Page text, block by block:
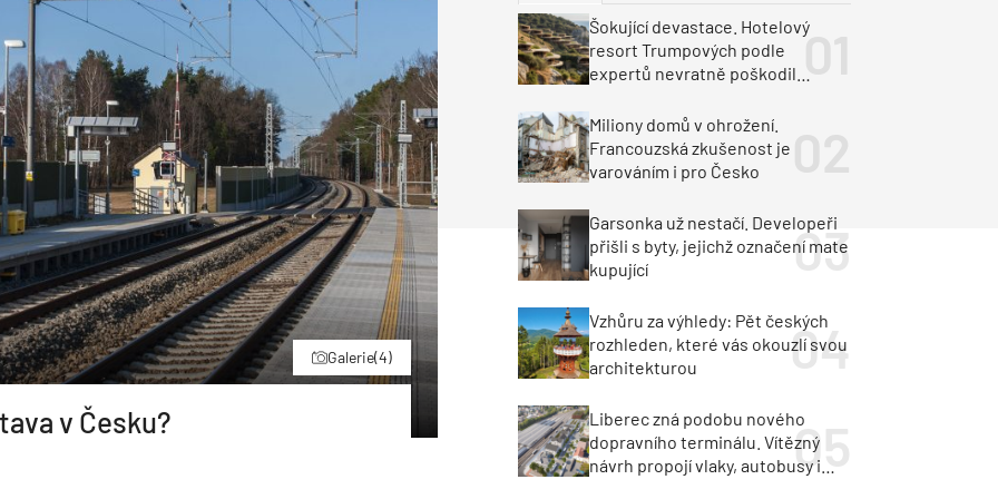
Historické stavby Průmyslové objekty
Poruchy střechy
Rekonstrukce střechy
Větrání a odvětrávání
Komíny
Fasáda
Omítky
Inženýrské stavby
Doprava
Dopravní stavby
Galerie(4)
v Česku?
Šokující devastace. Hotelový
resort Trumpových podle
expertů nevratně poškodil
Miliony domů v ohrožení.
Francouzská zkušenost je
varováním i pro Česko
Garsonka už nestačí. Developeři
přišli s byty, jejichž označení mate
kupující
Vzhůru za výhledy: Pět českých
rozhleden, které vás okouzlí svou
architekturou
Liberec zná podobu nového
dopravního terminálu. Vítězný
návrh propojí vlaky, autobusy i